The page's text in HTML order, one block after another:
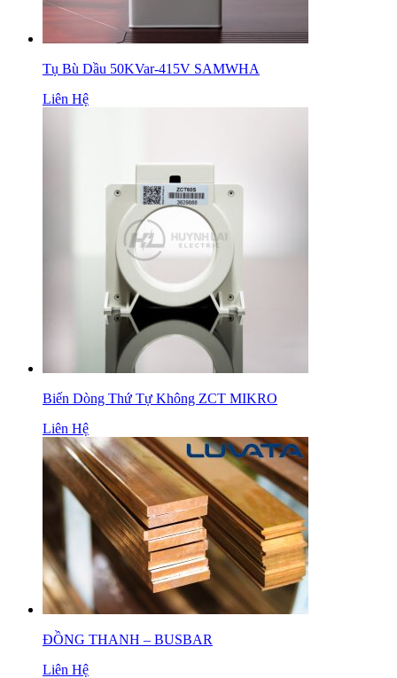
Tụ Bù Dầu 50KVar-415V SAMWHA
Liên Hệ
Biến Dòng Thứ Tự Không ZCT MIKRO
Liên Hệ
ĐỒNG THANH – BUSBAR
Liên Hệ